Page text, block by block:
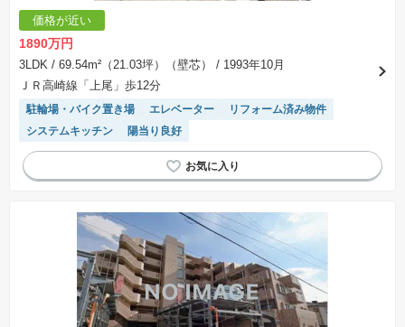
価格が近い
1890万円
3LDK / 69.54m²（21.03坪）（壁芯）
/ 1993年10月
ＪＲ高崎線「上尾」歩12分
駐輪場・バイク置き場 エレベーター
リフォーム済み物件
システムキッチン
陽当り良好